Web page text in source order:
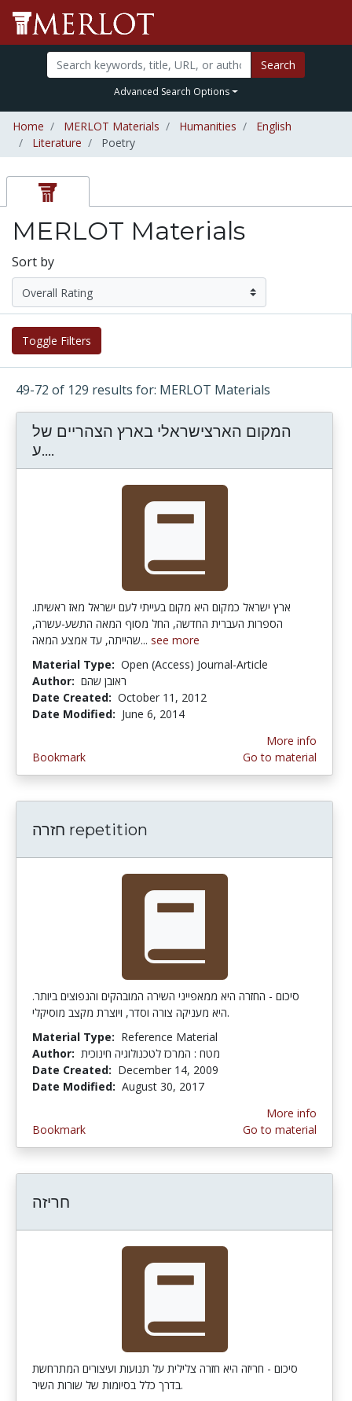
Search
Advanced Search Options
Home MERLOT Materials Humanities
English
Literature
Poetry
MERLOT Materials
Sort by
Toggle Filters
49-72 of 129 results for: MERLOT Materials
המקום הארצישראלי בארץ הצהריים של
ע....
ארץ ישראל כמקום היא מקום בעייתי לעם ישראל מאז ראשיתו.
הספרות העברית החדשה, החל מסוף המאה התשע-עשרה,
שהייתה, עד אמצע המאה... see more
Material Type: Open (Access) Journal-Article
Author: ראובן שהם
Date Created: October 11, 2012
Date Modified: June 6, 2014
Bookmark
More info
Go to material
חזרה repetition
סיכום - החזרה היא ממאפייני השירה המובהקים והנפוצים ביותר.
היא מעניקה צורה וסדר, ויוצרת מקצב מוסיקלי.
Material Type: Reference Material
Author: מטח : המרכז לטכנולוגיה חינוכית
Date Created: December 14, 2009
Date Modified: August 30, 2017
Bookmark
More info
Go to material
חריזה
סיכום - חריזה היא חזרה צלילית על תנועות ועיצורים המתרחשת
בדרך כלל בסיומות של שורות השיר.